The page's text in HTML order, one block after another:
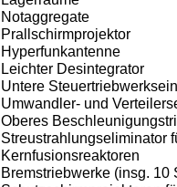
Notaggregate
Prallschirmprojektor
Hyperfunkantenne
Leichter Desintegrator
Untere
Umwandler- und
Oberes
Streustrahlungseliminator
Kernfusionsreaktoren
Bremstriebwerke (insg. 10